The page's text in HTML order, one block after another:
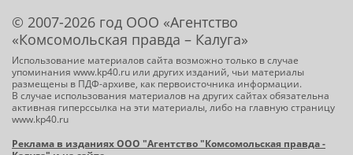
© 2007-2026 год ООО «Агентство
«Комсомольская правда – Калуга»
Использование материалов сайта возможно только в случае
упоминания www.kp40.ru или других изданий, чьи материалы
размещены в ПДФ-архиве, как первоисточника информации.
В случае использования материалов на других сайтах обязательна
активная гиперссылка на эти материалы, либо на главную страницу
www.kp40.ru
Реклама в изданиях ООО "Агентство "Комсомольская правда -